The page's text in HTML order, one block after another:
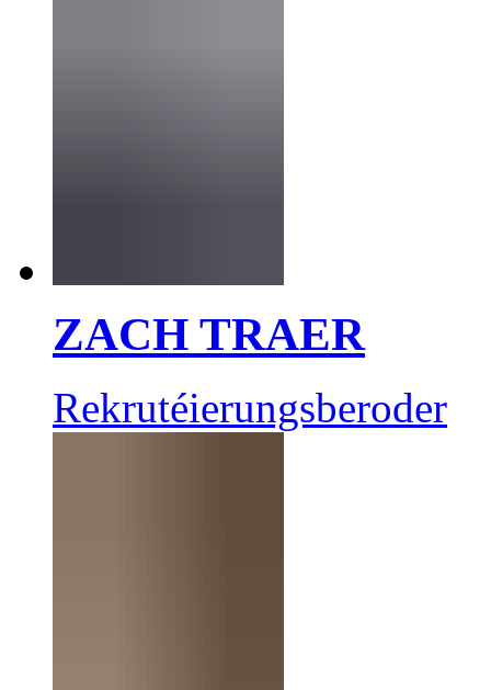
ZACH TRAER
Rekrutéierungsberoder